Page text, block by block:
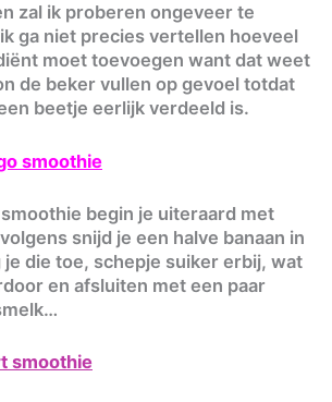
zal ik proberen ongeveer te
ga niet precies vertellen hoeveel
moet toevoegen want dat weet
de beker vullen op gevoel totdat
beetje eerlijk verdeeld is.
smoothie
begin je uiteraard met
snijd je een halve banaan in
je die toe, schepje suiker erbij, wat
en afsluiten met een paar
smoothie